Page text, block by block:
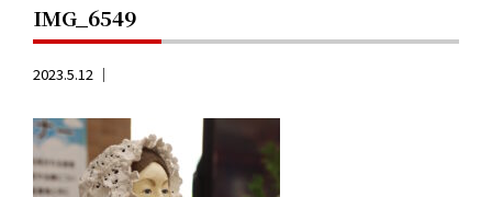
IMG_6549
2023.5.12 ｜